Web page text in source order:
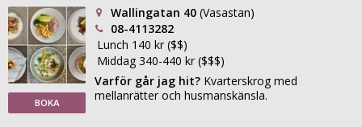
BOKA
Wallingatan 40 (Vasastan)
08-4113282
Lunch 140 kr ($$)
Middag 340-440 kr ($$$)
Varför går jag hit? Kvarterskrog med
mellanrätter och husmanskänsla.